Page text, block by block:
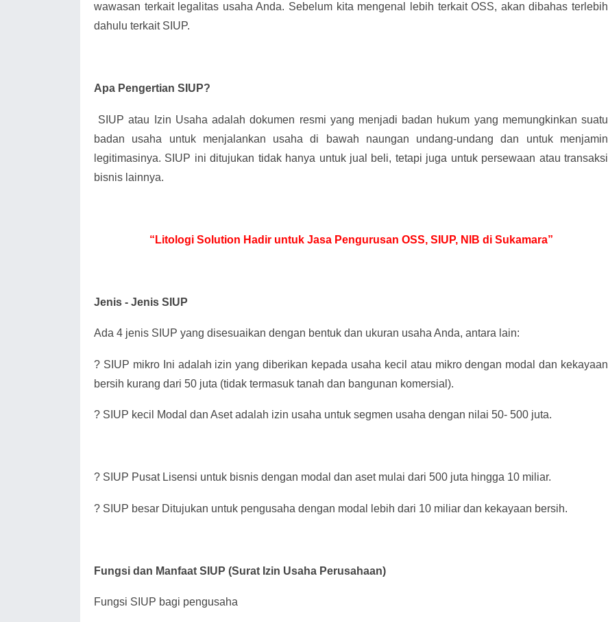
wawasan terkait legalitas usaha Anda. Sebelum kita mengenal lebih terkait OSS, akan dibahas terlebih
dahulu terkait SIUP.
Apa Pengertian SIUP?
SIUP atau Izin Usaha adalah dokumen resmi yang menjadi badan hukum yang memungkinkan suatu
badan usaha untuk menjalankan usaha di bawah naungan undang-undang dan untuk menjamin
legitimasinya. SIUP ini ditujukan tidak hanya untuk jual beli, tetapi juga untuk persewaan atau transaksi
bisnis lainnya.
“Litologi Solution Hadir untuk Jasa Pengurusan OSS, SIUP, NIB di Sukamara”
Jenis - Jenis SIUP
Ada 4 jenis SIUP yang disesuaikan dengan bentuk dan ukuran usaha Anda, antara lain:
? SIUP mikro Ini adalah izin yang diberikan kepada usaha kecil atau mikro dengan modal dan kekayaan
bersih kurang dari 50 juta (tidak termasuk tanah dan bangunan komersial).
? SIUP kecil Modal dan Aset adalah izin usaha untuk segmen usaha dengan nilai 50- 500 juta.
? SIUP Pusat Lisensi untuk bisnis dengan modal dan aset mulai dari 500 juta hingga 10 miliar.
? SIUP besar Ditujukan untuk pengusaha dengan modal lebih dari 10 miliar dan kekayaan bersih.
Fungsi dan Manfaat SIUP (Surat Izin Usaha Perusahaan)
Fungsi SIUP bagi pengusaha